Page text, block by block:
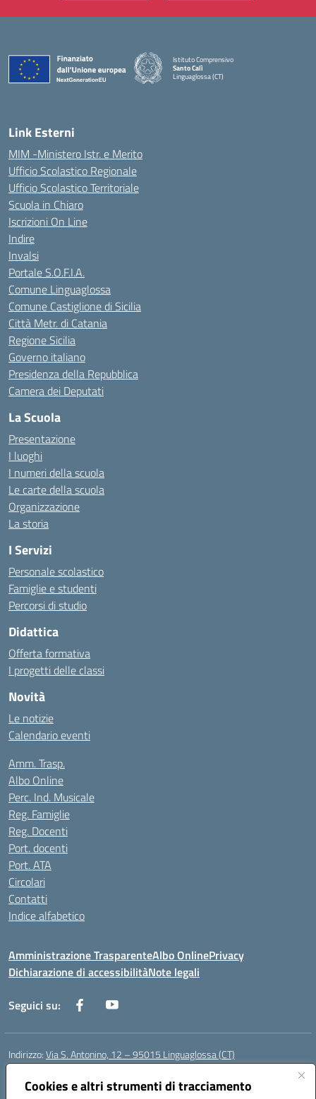
Cookies e altri strumenti di tracciamento
Istituto Comprensivo
Santo Calì
Linguaglossa (CT)
— Visita la pagina iniziale della scuola
Link Esterni
MIM -Ministero Istr. e Merito
Ufficio Scolastico Regionale
Ufficio Scolastico Territoriale
Scuola in Chiaro
Iscrizioni On Line
Indire
Invalsi
Portale S.O.F.I.A.
Comune Linguaglossa
Comune Castiglione di Sicilia
Città Metr. di Catania
Regione Sicilia
Governo italiano
Presidenza della Repubblica
Camera dei Deputati
La Scuola
Presentazione
I luoghi
I numeri della scuola
Le carte della scuola
Organizzazione
La storia
I Servizi
Personale scolastico
Famiglie e studenti
Percorsi di studio
Didattica
Offerta formativa
I progetti delle classi
Novità
Le notizie
Calendario eventi
Amm. Trasp.
Albo Online
Perc. Ind. Musicale
Reg. Famiglie
Reg. Docenti
Port. docenti
Port. ATA
Circolari
Contatti
Indice alfabetico
Amministrazione TrasparenteAlbo OnlinePrivacy
Dichiarazione di accessibilitàNote legali
Seguici su:
Indirizzo:Via S. Antonino, 12 – 95015 Linguaglossa (CT)
Centralino:
Posta elettronica certificata (PEC):ctic83200r@pec.istruzione.it